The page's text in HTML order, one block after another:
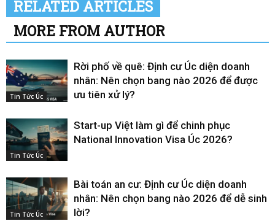
RELATED ARTICLES
MORE FROM AUTHOR
Tin Tức Úc
Rời phố về quê: Định cư Úc diện doanh
nhân: Nên chọn bang nào 2026 để được
ưu tiên xử lý?
Tin Tức Úc
Start-up Việt làm gì để chinh phục
National Innovation Visa Úc 2026?
Tin Tức Úc
Bài toán an cư: Định cư Úc diện doanh
nhân: Nên chọn bang nào 2026 để dễ sinh
lời?